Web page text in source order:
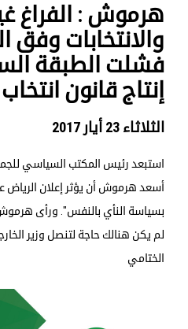
هرموش : الفراغ
والانتخابات وفق
فشلت الطبقة
إنتاج قانون انتخاب
الثلاثاء 23 أيار 2017
استبعد رئيس المكتب السياسي
أسعد هرموش أن يؤثر إعلان الرياض
بسياسة النأي بالنفس". ورأى
لم يكن هنالك حاجة لتنصل وزير
الختامي